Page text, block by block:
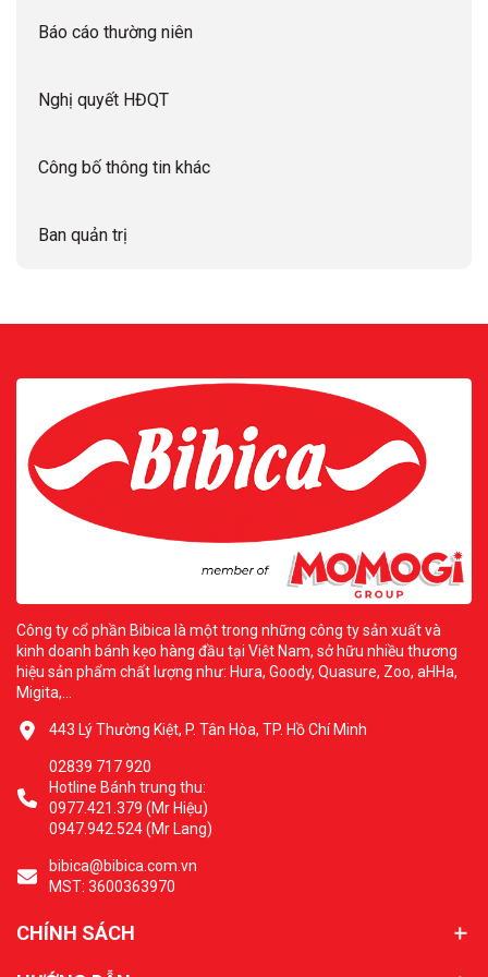
Báo cáo thường niên
Nghị quyết HĐQT
Công bố thông tin khác
Ban quản trị
Công ty cổ phần Bibica là một trong những công ty sản xuất và
kinh doanh bánh kẹo hàng đầu tại Việt Nam, sở hữu nhiều thương
hiệu sản phẩm chất lượng như: Hura, Goody, Quasure, Zoo, aHHa,
Migita,...
443 Lý Thường Kiệt, P. Tân Hòa, TP. Hồ Chí Minh
02839 717 920
Hotline Bánh trung thu:
0977.421.379 (Mr Hiệu)
0947.942.524 (Mr Lang)
bibica@bibica.com.vn
MST: 3600363970
CHÍNH SÁCH